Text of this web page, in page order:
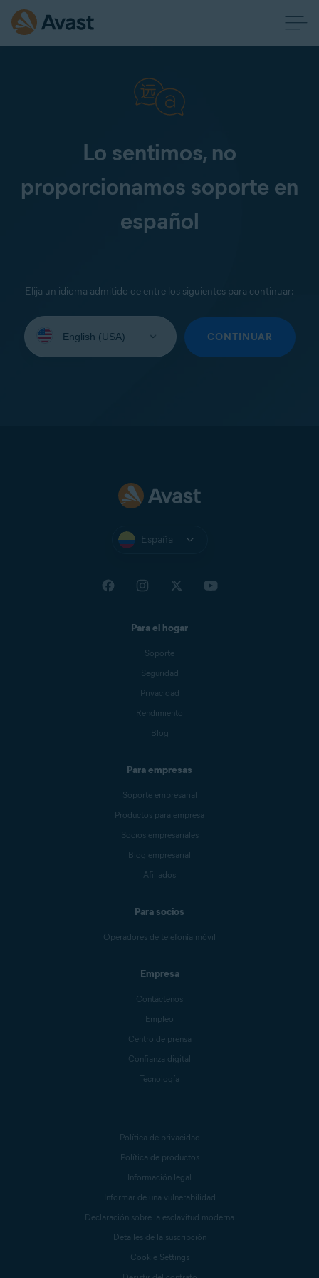
Lo sentimos, no
proporcionamos soporte en
español
Elija un idioma admitido de entre los siguientes para continuar:
su
CONTINUAR
España
Para el hogar
Soporte
Seguridad
Privacidad
Rendimiento
Blog
Para empresas
Soporte empresarial
Productos para empresa
Socios empresariales
Blog empresarial
Afiliados
Para socios
Operadores de telefonía móvil
Empresa
Contáctenos
Empleo
Centro de prensa
Confianza digital
Tecnología
Política de privacidad
Política de productos
Información legal
Informar de una vulnerabilidad
Declaración sobre la esclavitud moderna
Detalles de la suscripción
Cookie Settings